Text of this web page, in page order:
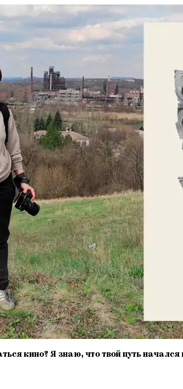
кино? Я знаю, что твой путь начался